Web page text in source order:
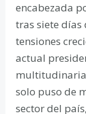
encabezada
tras siete días
tensiones
actual
solo puso de
sector del